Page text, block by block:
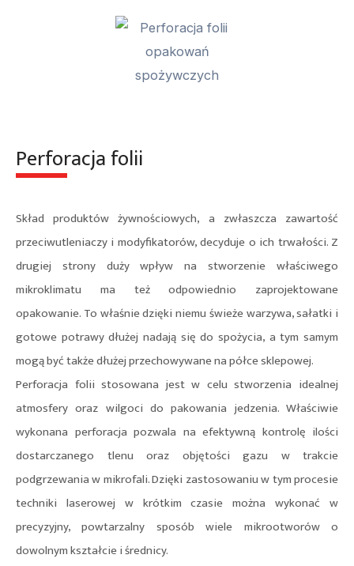
Perforacja folii
Skład produktów żywnościowych, a zwłaszcza zawartość
przeciwutleniaczy i modyfikatorów, decyduje o ich trwałości. Z
drugiej strony duży wpływ na stworzenie właściwego
mikroklimatu ma też odpowiednio zaprojektowane
opakowanie. To właśnie dzięki niemu świeże warzywa, sałatki i
gotowe potrawy dłużej nadają się do spożycia, a tym samym
mogą być także dłużej przechowywane na półce sklepowej.
Perforacja folii stosowana jest w celu stworzenia idealnej
atmosfery oraz wilgoci do pakowania jedzenia. Właściwie
wykonana perforacja pozwala na efektywną kontrolę ilości
dostarczanego tlenu oraz objętości gazu w trakcie
podgrzewania w mikrofali. Dzięki zastosowaniu w tym procesie
techniki laserowej w krótkim czasie można wykonać w
precyzyjny, powtarzalny sposób wiele mikrootworów o
dowolnym kształcie i średnicy.